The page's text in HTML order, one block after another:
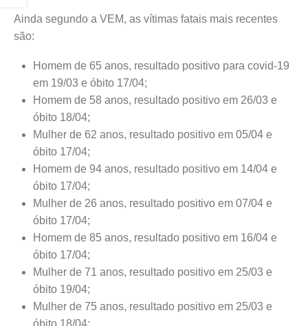
Ainda segundo a VEM, as vítimas fatais mais recentes
são:
Homem de 65 anos, resultado positivo para covid-19
em 19/03 e óbito 17/04;
Homem de 58 anos, resultado positivo em 26/03 e
óbito 18/04;
Mulher de 62 anos, resultado positivo em 05/04 e
óbito 17/04;
Homem de 94 anos, resultado positivo em 14/04 e
óbito 17/04;
Mulher de 26 anos, resultado positivo em 07/04 e
óbito 17/04;
Homem de 85 anos, resultado positivo em 16/04 e
óbito 17/04;
Mulher de 71 anos, resultado positivo em 25/03 e
óbito 19/04;
Mulher de 75 anos, resultado positivo em 25/03 e
óbito 18/04;